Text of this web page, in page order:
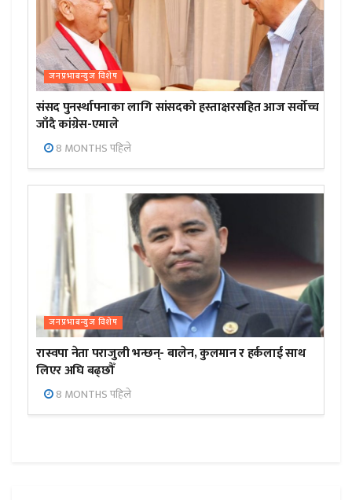
जनप्रभाबन्युज विशेष
संसद पुनर्स्थापनाका लागि सांसदको हस्ताक्षरसहित आज सर्वोच्च
जाँदै कांग्रेस-एमाले
8 MONTHS पहिले
जनप्रभाबन्युज विशेष
रास्वपा नेता पराजुली भन्छन्- बालेन, कुलमान र हर्कलाई साथ
लिएर अघि बढ्छौँ
8 MONTHS पहिले